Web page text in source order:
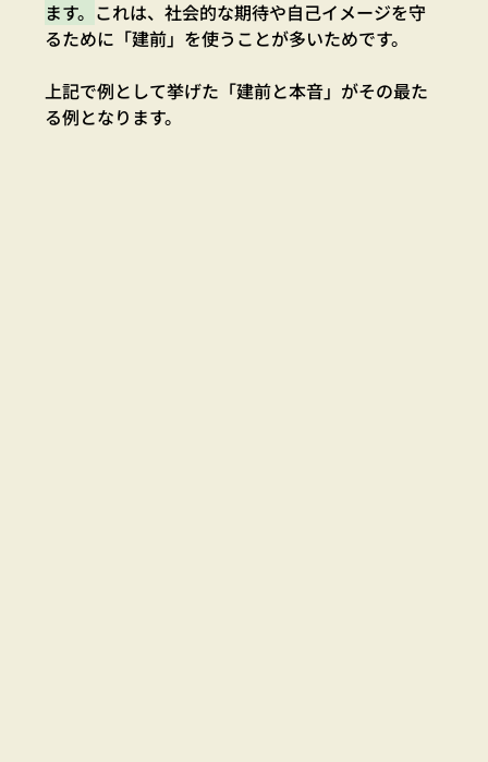
ます。 これは、社会的な期待や自己イメージを守
るために「建前」を使うことが多いためです。
上記で例として挙げた「建前と本音」がその最た
る例となります。